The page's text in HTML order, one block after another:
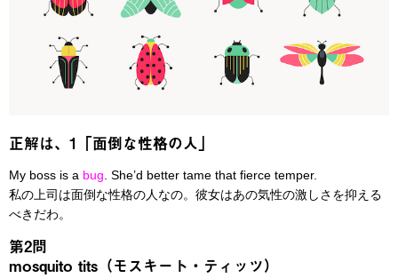
正解は、1「面倒な性格の人」
My boss is a bug . She’d better tame that fierce temper.
私の上司は面倒な性格の人なの。彼女はあの気性の激しさを抑える
べきだわ。
第2問
mosquito tits（モスキート・ティッツ）